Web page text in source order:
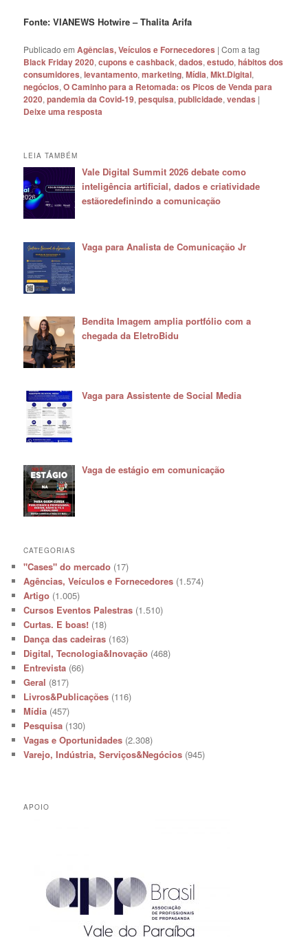
Fonte: VIANEWS Hotwire – Thalita Arifa
Publicado em Agências, Veículos e Fornecedores |Com a tag
Black Friday 2020,cupons e cashback,dados,estudo,hábitos dos
consumidores,levantamento,marketing,Mídia,Mkt.Digital,
negócios,O Caminho para a Retomada: os Picos de Venda para
2020,pandemia da Covid-19,pesquisa,publicidade,vendas |
Deixe uma resposta
LEIA TAMBÉM
Vale Digital Summit 2026 debate como
inteligência artificial, dados e criatividade
estãoredefinindo a comunicação
Vaga para Analista de Comunicação Jr
Bendita Imagem amplia portfólio com a
chegada da EletroBidu
Vaga para Assistente de Social Media
Vaga de estágio em comunicação
CATEGORIAS
"Cases" do mercado (17)
Agências, Veículos e Fornecedores (1.574)
Artigo (1.005)
Cursos Eventos Palestras (1.510)
Curtas. E boas! (18)
Dança das cadeiras (163)
Digital, Tecnologia&Inovação (468)
Entrevista (66)
Geral (817)
Livros&Publicações (116)
Mídia (457)
Pesquisa (130)
Vagas e Oportunidades (2.308)
Varejo, Indústria, Serviços&Negócios (945)
APOIO